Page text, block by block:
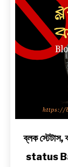
সেরা
প্রেম,
রোমান্টিক,
অ্যাটিটিউড
linkব্লক
status